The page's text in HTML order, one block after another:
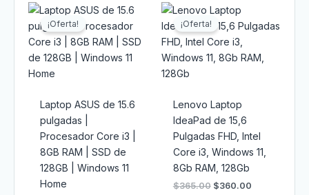
¡Oferta!
Laptop ASUS de 15.6
pulgadas |
Procesador Core i3 |
8GB RAM | SSD de
128GB | Windows 11
Home
El
original
era:
$370.00.
El
actual
es:
¡Oferta!
Lenovo Laptop
IdeaPad de 15,6
Pulgadas FHD, Intel
Core i3, Windows 11,
8Gb RAM, 128Gb
$365.00
El
precio
original
era:
$365.00.
$360.00
actual